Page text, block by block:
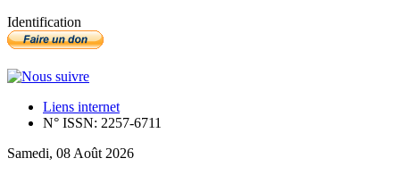
Identification
Liens internet
N° ISSN: 2257-6711
Samedi, 08 Août 2026